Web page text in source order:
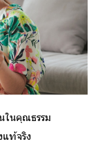
ในคุณธรรม
ท้จริง